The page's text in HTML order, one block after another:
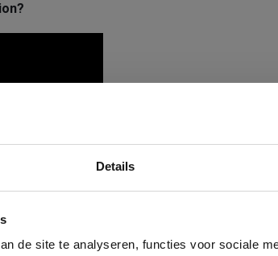
Details
de site te analyseren, functies voor sociale
nieuwsbrief!